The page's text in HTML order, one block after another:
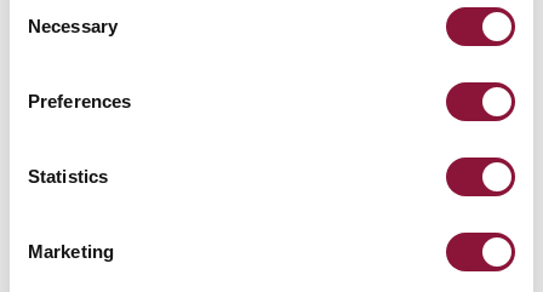
Selection
Necessary
Preferences
Statistics
Marketing
sécurisé des énormes quantités de déchets
production de dizaines de milliers d’armes
pendant des millénaires.